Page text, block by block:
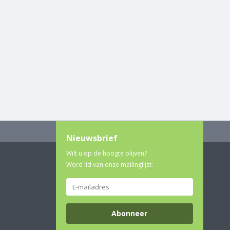
Nieuwsbrief
Wilt u op de hoogte blijven?
Word lid van onze mailinglijst:
Abonneer